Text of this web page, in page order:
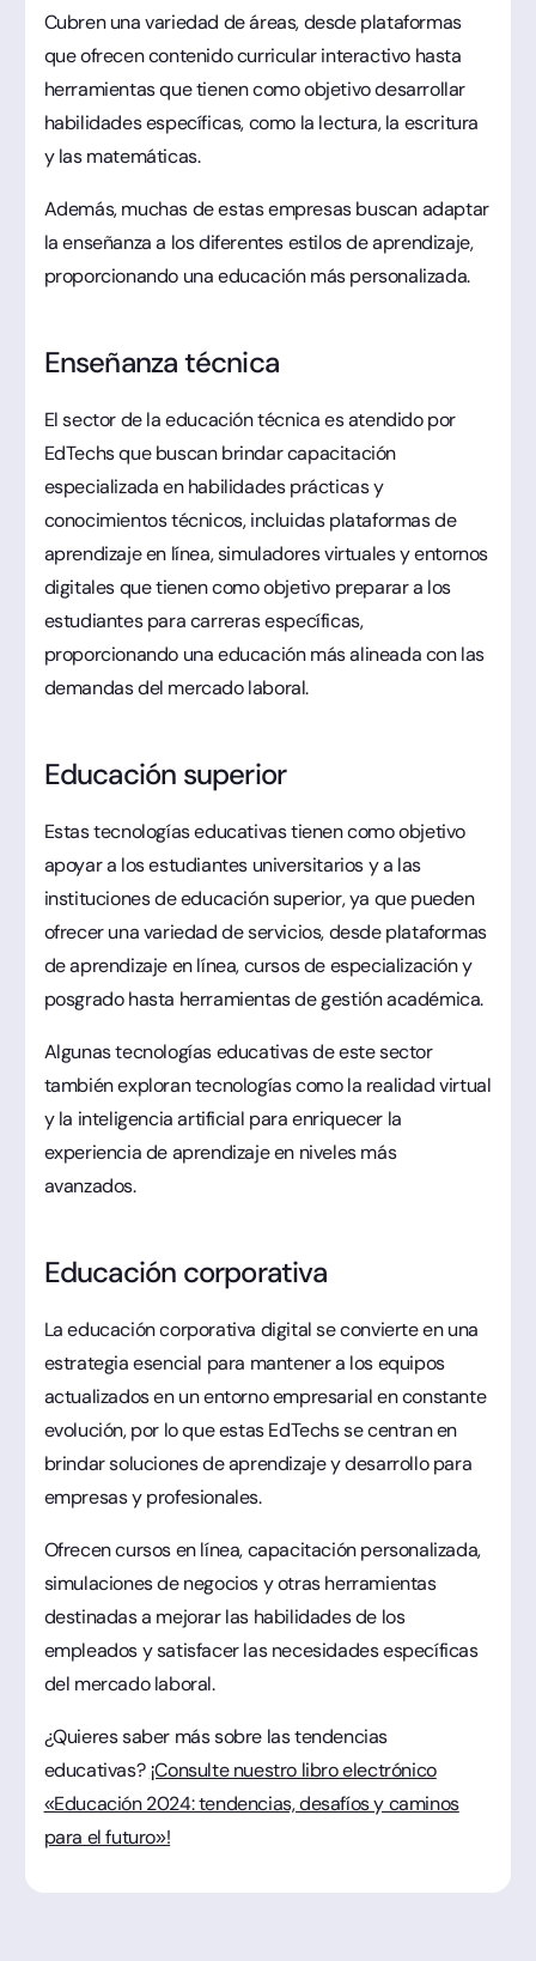
Cubren una variedad de áreas, desde plataformas
que ofrecen contenido curricular interactivo hasta
herramientas que tienen como objetivo desarrollar
habilidades específicas, como la lectura, la escritura
y las matemáticas.
Además, muchas de estas empresas buscan adaptar
la enseñanza a los diferentes estilos de aprendizaje,
proporcionando una educación más personalizada.
Enseñanza técnica
El sector de la educación técnica es atendido por
EdTechs que buscan brindar capacitación
especializada en habilidades prácticas y
conocimientos técnicos, incluidas plataformas de
aprendizaje en línea, simuladores virtuales y entornos
digitales que tienen como objetivo preparar a los
estudiantes para carreras específicas,
proporcionando una educación más alineada con las
demandas del mercado laboral.
Educación superior
Estas tecnologías educativas tienen como objetivo
apoyar a los estudiantes universitarios y a las
instituciones de educación superior, ya que pueden
ofrecer una variedad de servicios, desde plataformas
de aprendizaje en línea, cursos de especialización y
posgrado hasta herramientas de gestión académica.
Algunas tecnologías educativas de este sector
también exploran tecnologías como la realidad virtual
y la inteligencia artificial para enriquecer la
experiencia de aprendizaje en niveles más
avanzados.
Educación corporativa
La educación corporativa digital se convierte en una
estrategia esencial para mantener a los equipos
actualizados en un entorno empresarial en constante
evolución, por lo que estas EdTechs se centran en
brindar soluciones de aprendizaje y desarrollo para
empresas y profesionales.
Ofrecen cursos en línea, capacitación personalizada,
simulaciones de negocios y otras herramientas
destinadas a mejorar las habilidades de los
empleados y satisfacer las necesidades específicas
del mercado laboral.
¿Quieres saber más sobre las tendencias
educativas? ¡Consulte nuestro libro electrónico
«Educación 2024: tendencias, desafíos y caminos
para el futuro»!